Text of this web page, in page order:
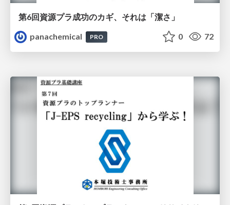
第6回資源プラ成功のカギ、それは「潔さ」
panachemical
PRO 0 72